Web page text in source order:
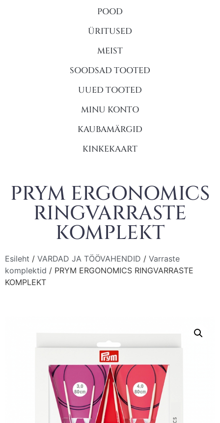
POOD
ÜRITUSED
MEIST
SOODSAD TOOTED
UUED TOOTED
MINU KONTO
KAUBAMÄRGID
KINKEKAART
PRYM ERGONOMICS
RINGVARRASTE
KOMPLEKT
Esileht / VARDAD JA TÖÖVAHENDID / Varraste
komplektid / PRYM ERGONOMICS RINGVARRASTE
KOMPLEKT